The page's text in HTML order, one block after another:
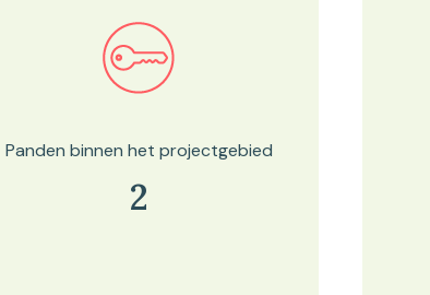
Bekijk in onze kaartviewer
Panden binnen het projectgebied
2